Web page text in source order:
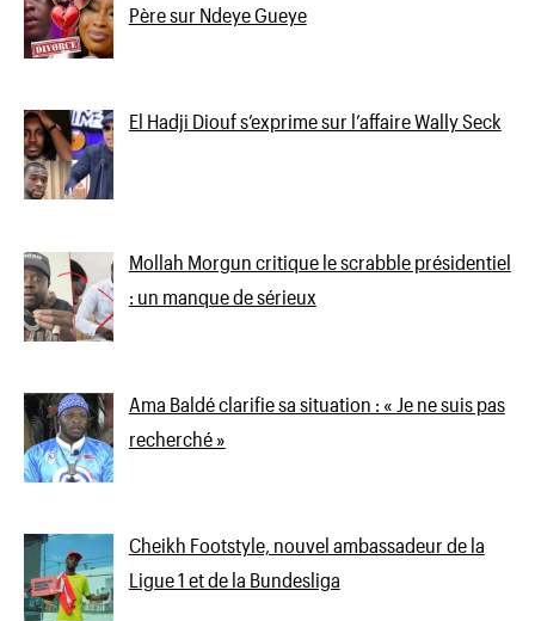
Père sur Ndeye Gueye
El Hadji Diouf s’exprime sur l’affaire Wally Seck
Mollah Morgun critique le scrabble présidentiel
: un manque de sérieux
Ama Baldé clarifie sa situation : « Je ne suis pas
recherché »
Cheikh Footstyle, nouvel ambassadeur de la
Ligue 1 et de la Bundesliga